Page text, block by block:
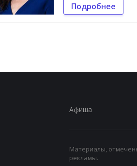
Подробнее
Афиша
Материалы,
рекламы.